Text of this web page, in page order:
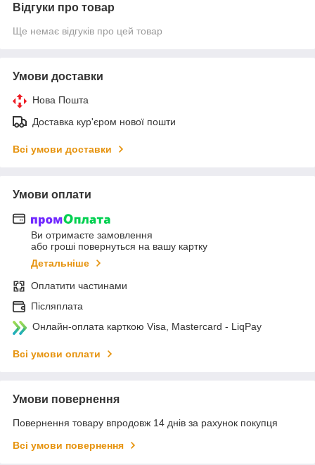
Відгуки про товар
Ще немає відгуків про цей товар
Умови доставки
Нова Пошта
Доставка кур'єром нової пошти
Всі умови доставки
Умови оплати
Ви отримаєте замовлення
або гроші повернуться на вашу картку
Детальніше
Оплатити частинами
Післяплата
Онлайн-оплата карткою Visa, Mastercard - LiqPay
Всі умови оплати
Умови повернення
Повернення товару впродовж 14 днів за рахунок покупця
Всі умови повернення